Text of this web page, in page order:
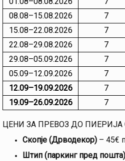
08.08–15.08.2026
7
15.08–22.08.2026
7
22.08–29.08.2026
7
29.08–05.09.2026
7
05.09–12.09.2026
7
12.09–19.09.2026
7
19.09–26.09.2026
7
ЦЕНИ ЗА ПРЕВОЗ ДО ПИЕРИЈА
Скопје (Дрводекор) – 45€
Штип (паркинг пред пошта)